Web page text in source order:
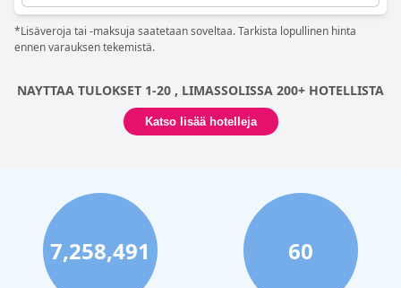
*Lisäveroja tai -maksuja saatetaan soveltaa. Tarkista lopullinen hinta
ennen varauksen tekemistä.
NAYTTAA TULOKSET 1-20 , LIMASSOLISSA 200+ HOTELLISTA
Katso lisää hotelleja
7,258,491 60